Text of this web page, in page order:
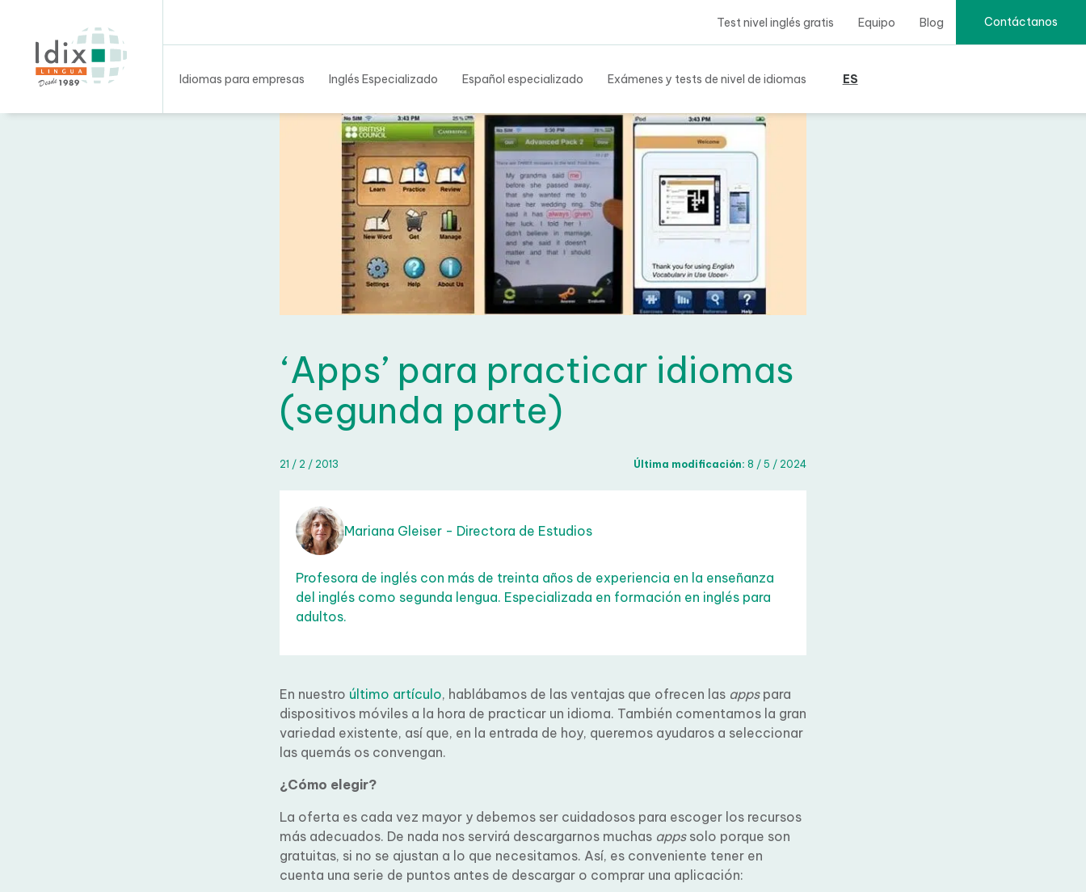
Test nivel inglés gratis Equipo Blog Contáctanos
Idiomas para empresas Inglés Especializado Español especializado Exámenes y tests de nivel de idiomas ES
‘Apps’ para practicar idiomas
(segunda parte)
21 / 2 / 2013 Última modificación:8 / 5 / 2024
Mariana Gleiser - Directora de Estudios
Profesora de inglés con más de treinta años de experiencia en la enseñanza
del inglés como segunda lengua. Especializada en formación en inglés para
adultos.
En nuestro último artículo, hablábamos de las ventajas que ofrecen las appspara
dispositivos móviles a la hora de practicar un idioma. También comentamos la
gran variedad existente, así que, en la entrada de hoy, queremos ayudaros a
seleccionar las quemás os convengan.
¿Cómo elegir?
La oferta es cada vez mayor y debemos ser cuidadosos para escoger los
recursos más adecuados. De nada nos servirá descargarnos muchasappssolo
porque son gratuitas, si no se ajustan a lo que necesitamos. Así, es conveniente
tener en cuenta una serie de puntos antes de descargar o comprar una aplicación: